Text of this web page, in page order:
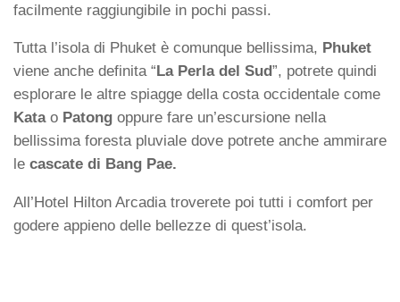
facilmente raggiungibile in pochi passi.
Tutta l’isola di Phuket è comunque bellissima, Phuket
viene anche definita “ La Perla del Sud”, potrete quindi
esplorare le altre spiagge della costa occidentale come
Katao Patong oppure fare un’escursione nella
bellissima foresta pluviale dove potrete anche ammirare
le cascate di Bang Pae.
All’Hotel Hilton Arcadia troverete poi tutti i comfort per
godere appieno delle bellezze di quest’isola.